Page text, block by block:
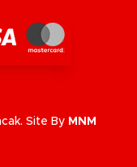
Site By MNM